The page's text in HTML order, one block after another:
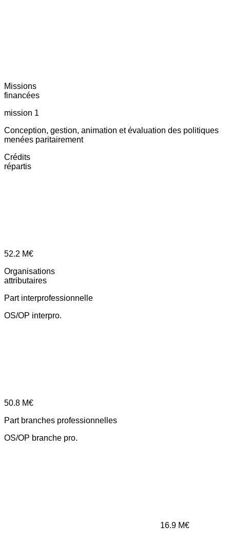
Missions
financées
mission 1
Conception, gestion, animation et évaluation des politiques
menées paritairement
Crédits
répartis
52.2 M€
Organisations
attributaires
Part interprofessionnelle
OS/OP interpro.
50.8 M€
Part branches professionnelles
OS/OP branche pro.
16.9 M€